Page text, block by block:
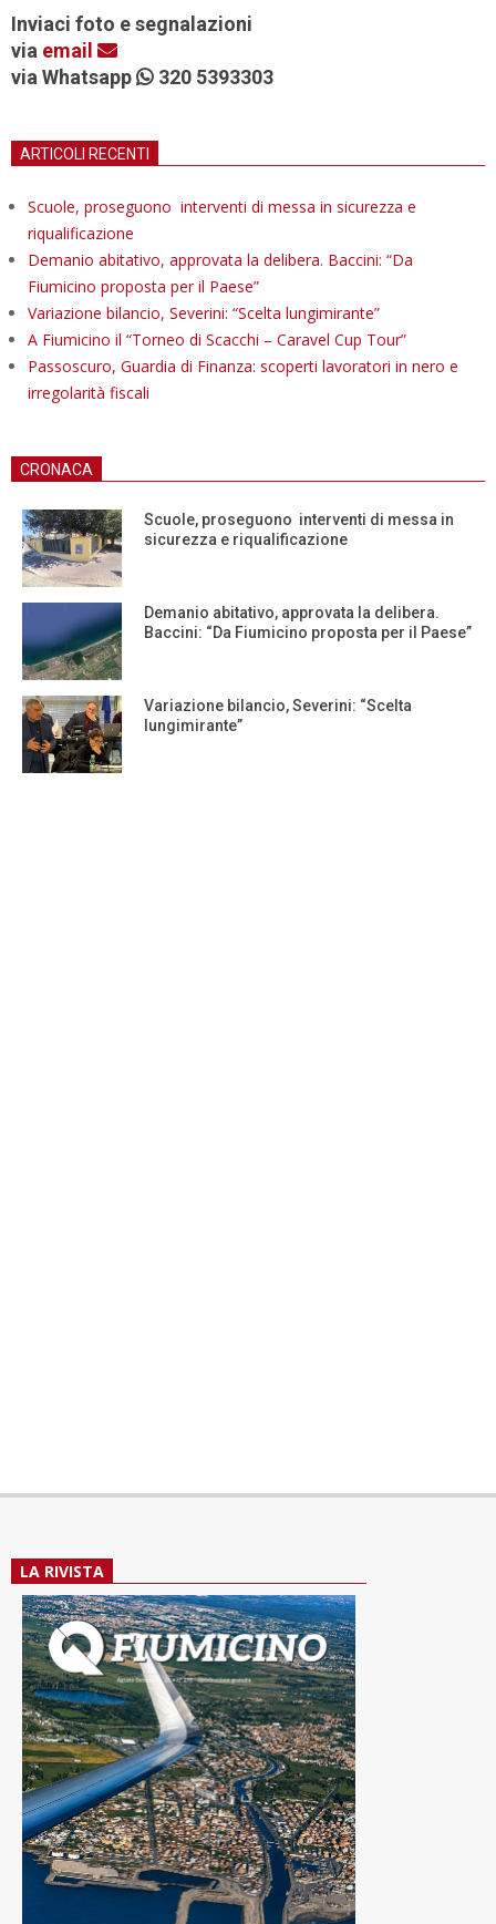
Inviaci foto e segnalazioni
via email
via Whatsapp
320 5393303
ARTICOLI RECENTI
Scuole, proseguono interventi di messa in sicurezza e
riqualificazione
Demanio abitativo, approvata la delibera. Baccini: “Da
Fiumicino proposta per il Paese”
Variazione bilancio, Severini: “Scelta lungimirante”
A Fiumicino il “Torneo di Scacchi – Caravel Cup Tour”
Passoscuro, Guardia di Finanza: scoperti lavoratori in nero e
irregolarità fiscali
CRONACA
Scuole, proseguono interventi di messa in
sicurezza e riqualificazione
Demanio abitativo, approvata la delibera.
Baccini: “Da Fiumicino proposta per il Paese”
Variazione bilancio, Severini: “Scelta
lungimirante”
LA RIVISTA